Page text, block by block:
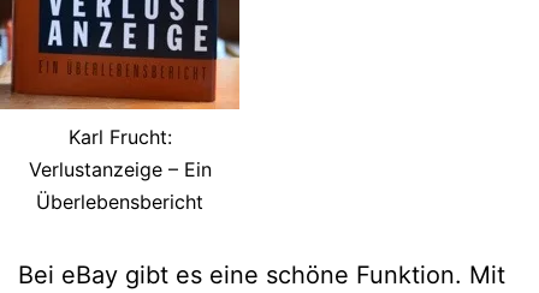
Karl Frucht:
Verlustanzeige – Ein
Überlebensbericht
Bei eBay gibt es eine schöne Funktion. Mit